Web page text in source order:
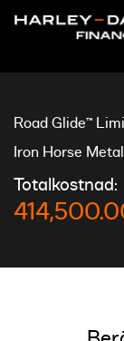
Road Glide™
Iron Horse
Totalkostnad: